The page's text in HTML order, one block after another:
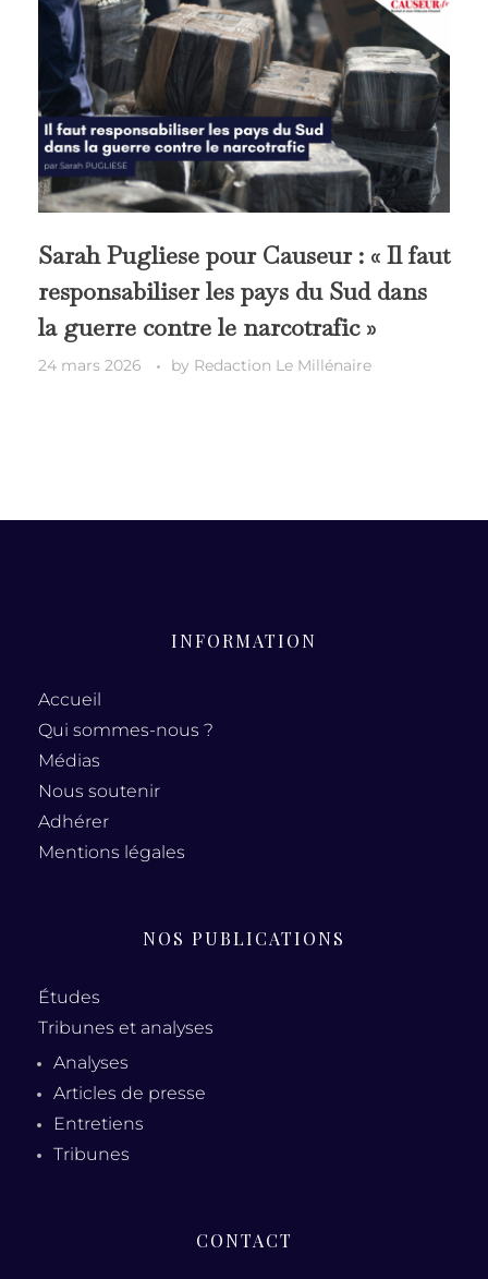
Sarah Pugliese pour Causeur : « Il faut
responsabiliser les pays du Sud dans
la guerre contre le narcotrafic »
24 mars 2026 by Redaction Le Millénaire
INFORMATION
Accueil
Qui sommes-nous ?
Médias
Nous soutenir
Adhérer
Mentions légales
NOS PUBLICATIONS
Études
Tribunes et analyses
Analyses
Articles de presse
Entretiens
Tribunes
CONTACT